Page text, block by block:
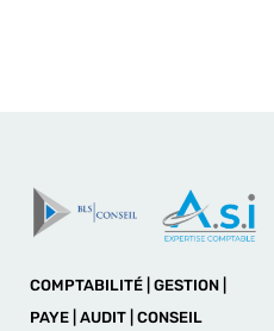
COMPTABILITÉ | GESTION |
PAYE | AUDIT | CONSEIL